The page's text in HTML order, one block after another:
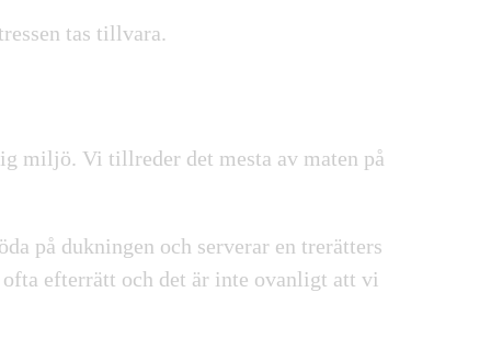
tas tillvara.
miljö. Vi tillreder det mesta av maten på
på dukningen och serverar en trerätters
efterrätt och det är inte ovanligt att vi